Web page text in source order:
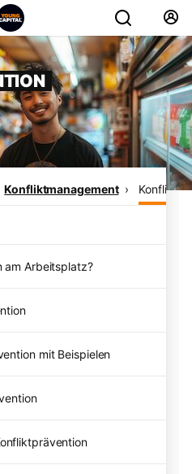
Konfliktmanagement
am Arbeitsplatz?
mit Beispielen